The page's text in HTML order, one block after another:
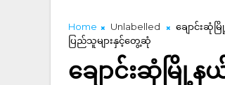
Home Unlabelled
ချောင်းဆုံ
ပြည်သူများနှင့်တွေ့ဆုံ
ချောင်းဆုံမြို့